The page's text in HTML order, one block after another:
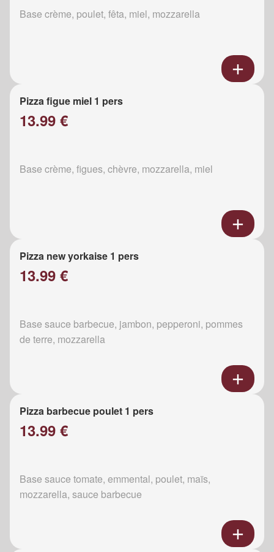
Base crème, poulet, fêta, miel, mozzarella
Pizza figue miel 1 pers
13.99 €
Base crème, figues, chèvre, mozzarella, miel
Pizza new yorkaise 1 pers
13.99 €
Base sauce barbecue, jambon, pepperoni, pommes
de terre, mozzarella
Pizza barbecue poulet 1 pers
13.99 €
Base sauce tomate, emmental, poulet, maïs,
mozzarella, sauce barbecue